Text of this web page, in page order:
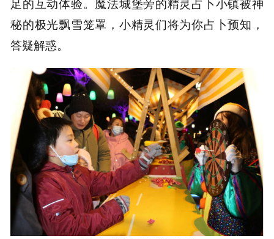
足的互动体验。魔法城堡旁的精灵占卜小镇被神
秘的极光飘雪笼罩，小精灵们将为你占卜预知，
答疑解惑。